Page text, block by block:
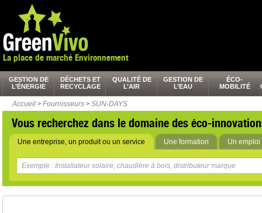
La place de marché Environnement
GESTION DE
L’ÉNERGIE
DÉCHETS ET
RECYCLAGE
QUALITÉ DE
L’AIR
GESTION DE
L’EAU
ÉCO-
MOBILITÉ
Accueil > Fournisseurs > SUN-DAYS
Vous recherchez dans le domaine des éco-
Une entreprise, un produit ou un service Une formation Un emploi